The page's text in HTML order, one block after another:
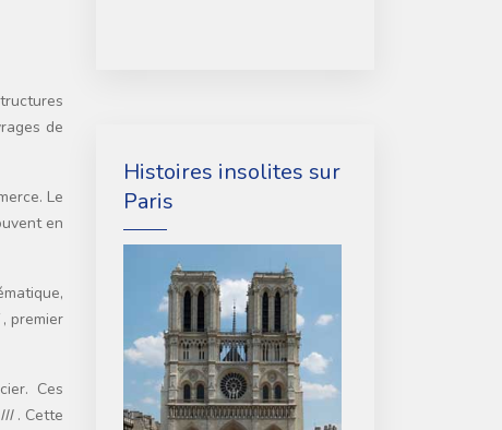
de
Le
en
, premier
Ces
. Cette
Histoires insolites sur
Paris